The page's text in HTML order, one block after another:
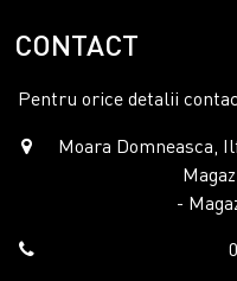
CONTACT
Pentru orice detalii
Moara Domneasca,
-